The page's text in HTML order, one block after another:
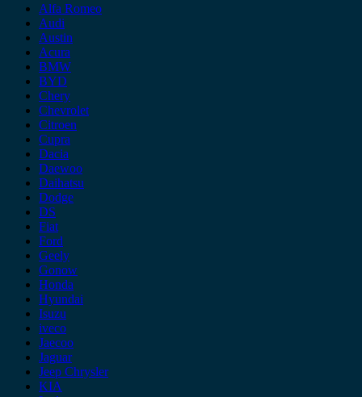
Alfa Romeo
Audi
Austin
Acura
BMW
BYD
Chery
Chevrolet
Citroen
Cupra
Dacia
Daewoo
Daihatsu
Dodge
DS
Fiat
Ford
Geely
Gonow
Honda
Hyundai
Isuzu
iveco
Jaecoo
Jaguar
Jeep Chrysler
KIA